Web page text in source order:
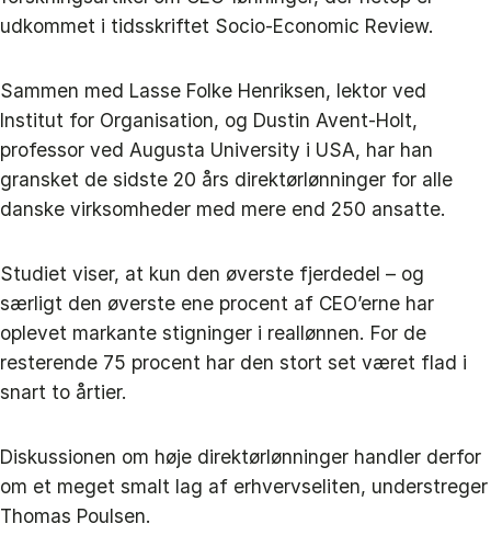
udkommet i tidsskriftet Socio-Economic Review.
Sammen med Lasse Folke Henriksen, lektor ved
Institut for Organisation, og Dustin Avent‑Holt,
professor ved Augusta University i USA, har han
gransket de sidste 20 års direktørlønninger for alle
danske virksomheder med mere end 250 ansatte.
Studiet viser, at kun den øverste fjerdedel – og
særligt den øverste ene procent af CEO’erne har
oplevet markante stigninger i reallønnen. For de
resterende 75 procent har den stort set været flad i
snart to årtier.
Diskussionen om høje direktørlønninger handler derfor
om et meget smalt lag af erhvervseliten, understreger
Thomas Poulsen.